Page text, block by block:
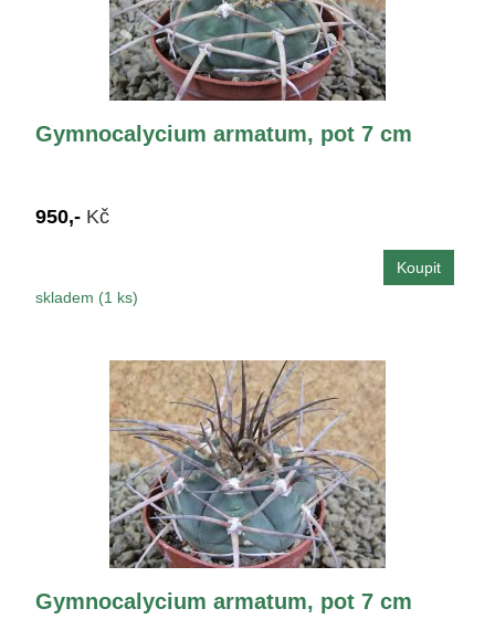
Gymnocalycium armatum, pot 7 cm
950,- Kč
skladem (1 ks)
Gymnocalycium armatum, pot 7 cm